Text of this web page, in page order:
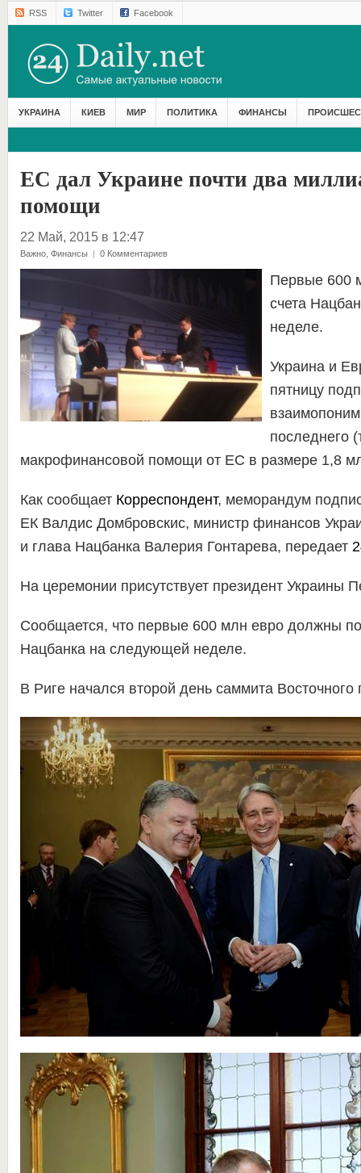
RSS Twitter Facebook
УКРАИНА КИЕВ МИР ПОЛИТИКА ФИНАНСЫ
ЕС дал Украине почти два
помощи
22 Май, 2015 в 12:47
Важно, Финансы | 0 Комментариев
Первые 600
счета
неделе.
Украина и
пятницу
последнего
макрофинансовой помощи от ЕС в размере 1,8
Как сообщает Корреспондент, меморандум
ЕК Валдис Домбровскис, министр финансов
и глава Нацбанка Валерия Гонтарева, передает
На церемонии присутствует президент Украины
Сообщается, что первые 600 млн евро должны
Нацбанка на следующей неделе.
В Риге начался второй день саммита Восточного